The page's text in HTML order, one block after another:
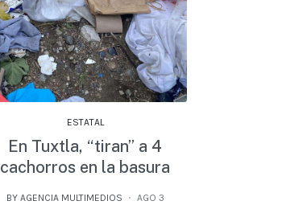
ESTATAL
En Tuxtla, “tiran” a 4
cachorros en la basura
BY AGENCIA MULTIMEDIOS AGO 3